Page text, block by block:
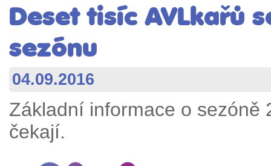
Deset tisíc AVLkařů
sezónu
04.09.2016
Základní informace o sezóně
čekají.